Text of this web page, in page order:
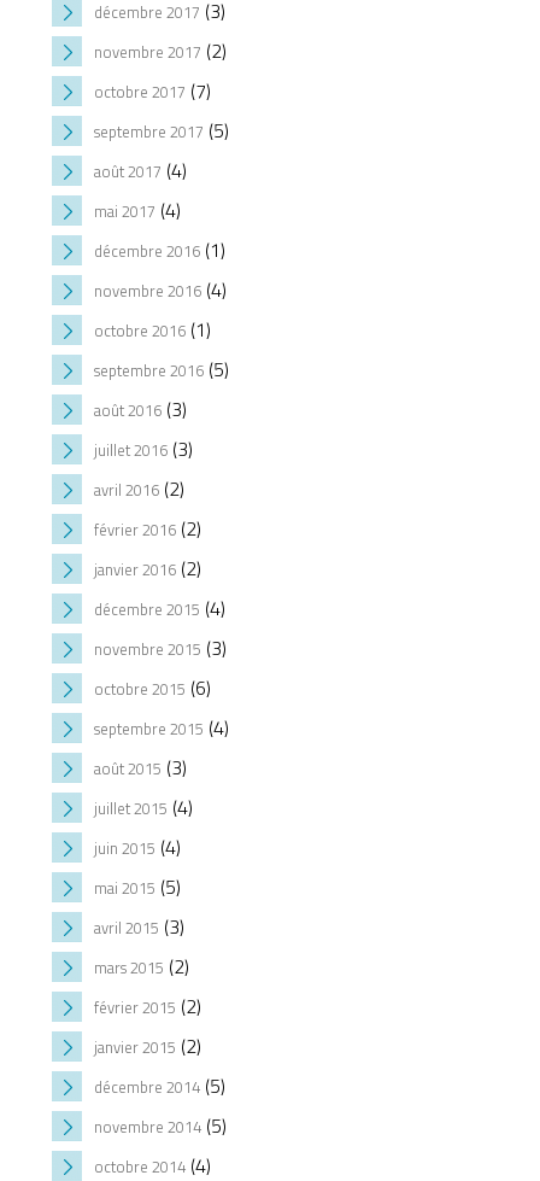
décembre 2017 (3)
novembre 2017 (2)
octobre 2017 (7)
septembre 2017 (5)
août 2017 (4)
mai 2017 (4)
décembre 2016(1)
novembre 2016(4)
octobre 2016(1)
septembre 2016(5)
août 2016(3)
juillet 2016(3)
avril 2016(2)
février 2016(2)
janvier 2016(2)
décembre 2015 (4)
novembre 2015 (3)
octobre 2015 (6)
septembre 2015 (4)
août 2015 (3)
juillet 2015 (4)
juin 2015 (4)
mai 2015 (5)
avril 2015 (3)
mars 2015 (2)
février 2015 (2)
janvier 2015 (2)
décembre 2014(5)
novembre 2014(5)
octobre 2014(4)